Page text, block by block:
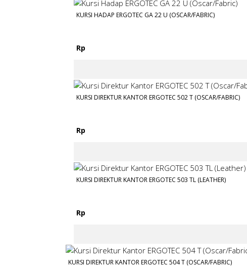
KURSI HADAP ERGOTEC GA 22 U (OSCAR/FABRIC)
Rp
KURSI DIREKTUR KANTOR ERGOTEC 502 T (OSCAR/FABRIC)
Rp
KURSI DIREKTUR KANTOR ERGOTEC 503 TL (LEATHER)
Rp
KURSI DIREKTUR KANTOR ERGOTEC 504 T (OSCAR/FABRIC)